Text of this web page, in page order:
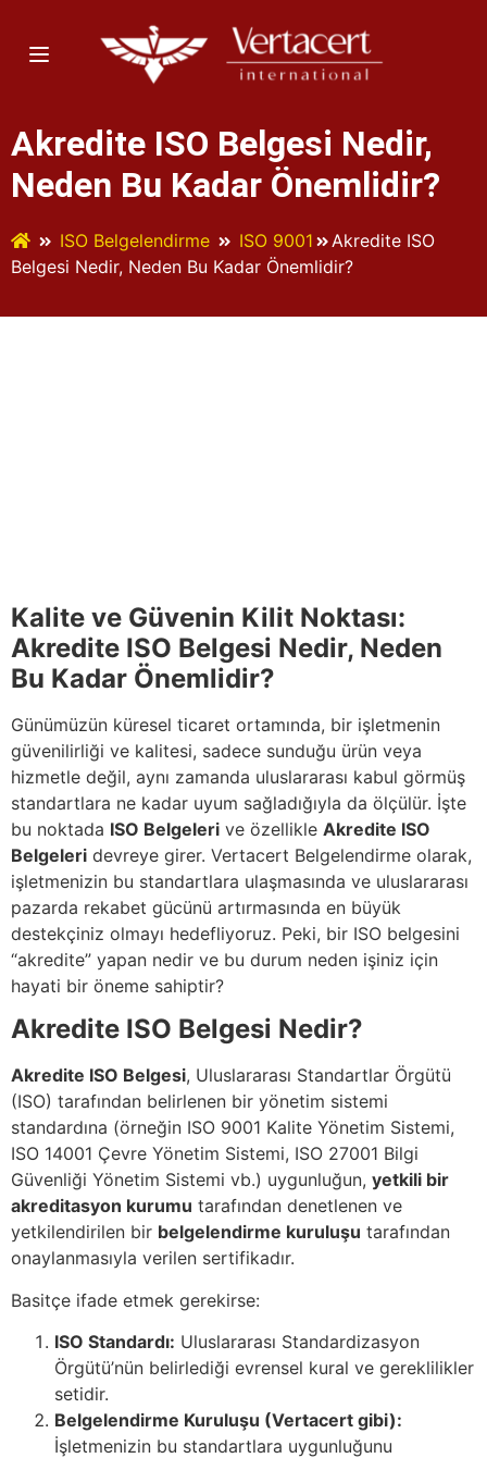
Akredite ISO Belgesi Nedir,
Neden Bu Kadar Önemlidir?
ISO Belgelendirme ISO 9001
Akredite ISO
Belgesi Nedir, Neden Bu Kadar Önemlidir?
Kalite ve Güvenin Kilit Noktası:
Akredite ISO Belgesi Nedir, Neden
Bu Kadar Önemlidir?
Günümüzün küresel ticaret ortamında, bir işletmenin
güvenilirliği ve kalitesi, sadece sunduğu ürün veya
hizmetle değil, aynı zamanda uluslararası kabul görmüş
standartlara ne kadar uyum sağladığıyla da ölçülür. İşte
bu noktada ISO Belgeleri ve özellikle Akredite ISO
Belgeleri devreye girer. Vertacert Belgelendirme olarak,
işletmenizin bu standartlara ulaşmasında ve uluslararası
pazarda rekabet gücünü artırmasında en büyük
destekçiniz olmayı hedefliyoruz. Peki, bir ISO belgesini
“akredite” yapan nedir ve bu durum neden işiniz için
hayati bir öneme sahiptir?
Akredite ISO Belgesi Nedir?
Akredite ISO Belgesi, Uluslararası Standartlar Örgütü
(ISO) tarafından belirlenen bir yönetim sistemi
standardına (örneğin ISO 9001 Kalite Yönetim Sistemi,
ISO 14001 Çevre Yönetim Sistemi, ISO 27001 Bilgi
Güvenliği Yönetim Sistemi vb.) uygunluğun, yetkili bir
akreditasyon kurumu tarafından denetlenen ve
yetkilendirilen bir belgelendirme kuruluşu tarafından
onaylanmasıyla verilen sertifikadır.
Basitçe ifade etmek gerekirse:
ISO Standardı: Uluslararası Standardizasyon
Örgütü’nün belirlediği evrensel kural ve gereklilikler
setidir.
Belgelendirme Kuruluşu (Vertacert gibi):
İşletmenizin bu standartlara uygunluğunu